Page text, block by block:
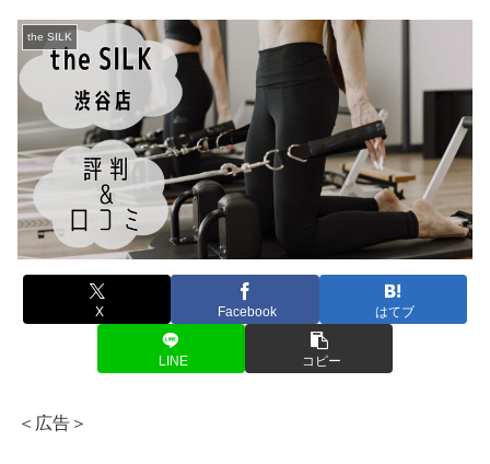
the SILK
X Facebook はてブ
LINE コピー
＜広告＞